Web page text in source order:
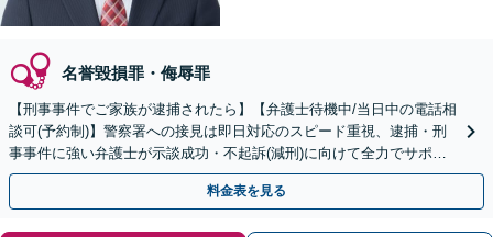
名誉毀損罪・侮辱罪
【刑事事件でご家族が逮捕されたら】【弁護士待機中/当日中の電話相
談可(予約制)】警察署への接見は即日対応のスピード重視、逮捕・刑
事事件に強い弁護士が示談成功・不起訴(減刑)に向けて全力でサポー
トします。【加害者側の相談専門】
料金表を見る